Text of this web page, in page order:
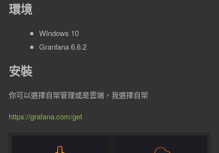
環境
WIndows 10
Granfana 6.6.2
安裝
你可以選擇自架管理或是雲端，我選擇自架
https://grafana.com/get